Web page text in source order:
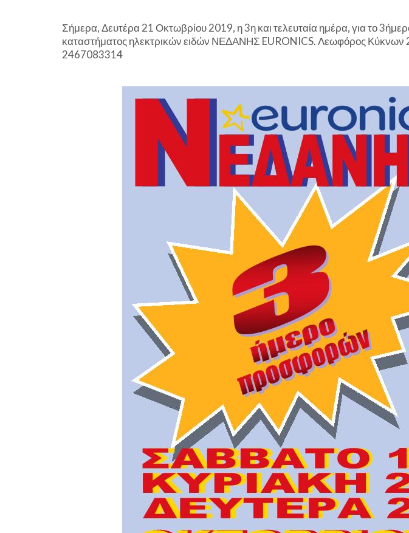
Σήμερα, Δευτέρα 21 Οκτωβρίου 2019, η 3η και τελευταία ημέρα, για το
καταστήματος ηλεκτρικών ειδών ΝΕΔΑΝΗΣ EURONICS. Λεωφόρος Κύκνων
2467083314